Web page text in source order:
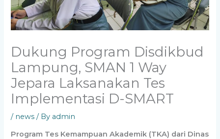
Dukung Program Disdikbud
Lampung, SMAN 1 Way
Jepara Laksanakan Tes
Implementasi D-SMART
/ news / By admin
Program Tes Kemampuan Akademik (TKA) dari Dinas